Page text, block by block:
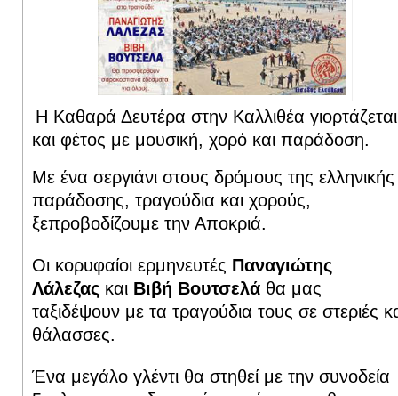
Η Καθαρά Δευτέρα στην Καλλιθέα γιορτάζεται
και φέτος με μουσική, χορό και παράδοση.
Με ένα σεργιάνι στους δρόμους της ελληνικής
παράδοσης, τραγούδια και χορούς,
ξεπροβοδίζουμε την Αποκριά.
Οι κορυφαίοι ερμηνευτές Παναγιώτης
Λάλεζας και Βιβή Βουτσελά θα μας
ταξιδέψουν με τα τραγούδια τους σε στεριές
θάλασσες.
Ένα μεγάλο γλέντι θα στηθεί με την συνοδεία